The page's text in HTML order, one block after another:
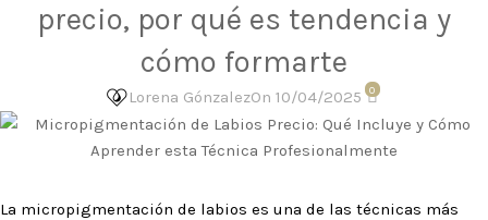
precio, por qué es tendencia y
cómo formarte
Lorena GónzalezOn 10/04/2025 0
La micropigmentación de labios es una de las técnicas más